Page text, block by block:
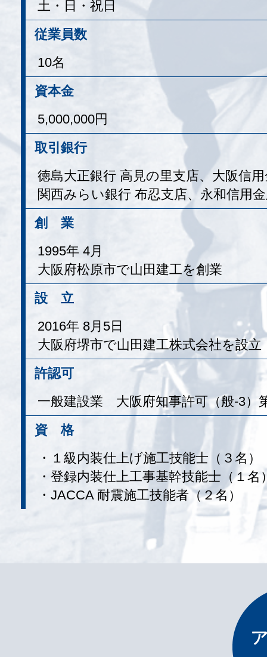
土・日・祝日
従業員数
10名
資本金
5,000,000円
取引銀行
徳島大正銀行 高見の里支店、大阪信
関西みらい銀行 布忍支店、永和信用
創 業
1995年 4月
大阪府松原市で山田建工を創業
設 立
2016年 8月5日
大阪府堺市で山田建工株式会社を設立
許認可
一般建設業 大阪府知事許可（般-3）
資 格
・１級内装仕上げ施工技能士（３名）
・登録内装仕上工事基幹技能士（１名
・JACCA 耐震施工技能者（２名）